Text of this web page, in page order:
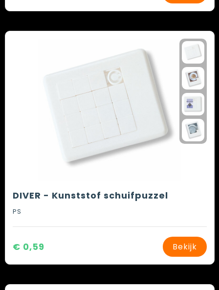
DIVER - Kunststof schuifpuzzel
PS
€ 0,59 Bekijk